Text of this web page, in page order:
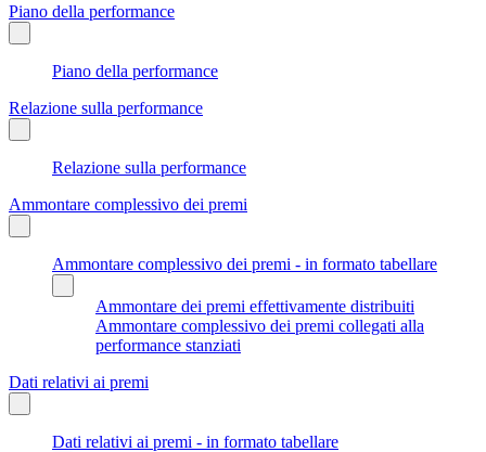
Piano della performance
Piano della performance
Relazione sulla performance
Relazione sulla performance
Ammontare complessivo dei premi
Ammontare complessivo dei premi - in formato tabellare
Ammontare dei premi effettivamente distribuiti
Ammontare complessivo dei premi collegati alla
performance stanziati
Dati relativi ai premi
Dati relativi ai premi - in formato tabellare